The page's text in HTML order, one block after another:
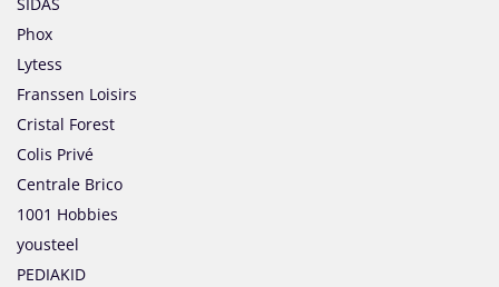
Phox
Lytess
Franssen Loisirs
Cristal Forest
Colis Privé
Centrale Brico
1001 Hobbies
yousteel
PEDIAKID